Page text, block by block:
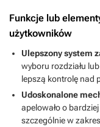
Funkcje lub
użytkowników
Ulepszony system
wyboru rozdziału
lepszą kontrolę nad
Udoskonalone
apelowało o
szczególnie w